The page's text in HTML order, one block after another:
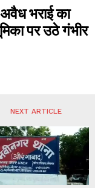
अवैध भराई का
पर उठे गंभीर
NEXT ARTICLE